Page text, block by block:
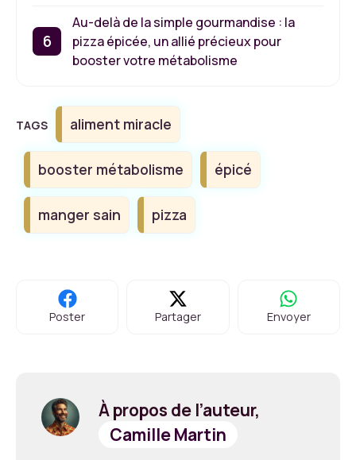
Au-delà de la simple gourmandise : la
pizza épicée, un allié précieux pour
booster votre métabolisme
Étiquettes
aliment miracle
booster métabolisme épicé
manger sain pizza
Poster Partager Envoyer
À propos de l’auteur,
Camille Martin